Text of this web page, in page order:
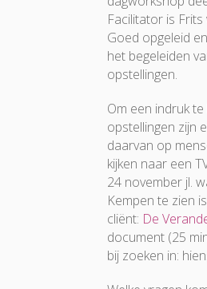
Facilitator is Frits
Goed opgeleid
het begeleiden
opstellingen.
Om een indruk
opstellingen zijn
daarvan op
kijken naar een
24 november jl.
Kempen te zien
cliënt: De
document (25
bij zoeken in: